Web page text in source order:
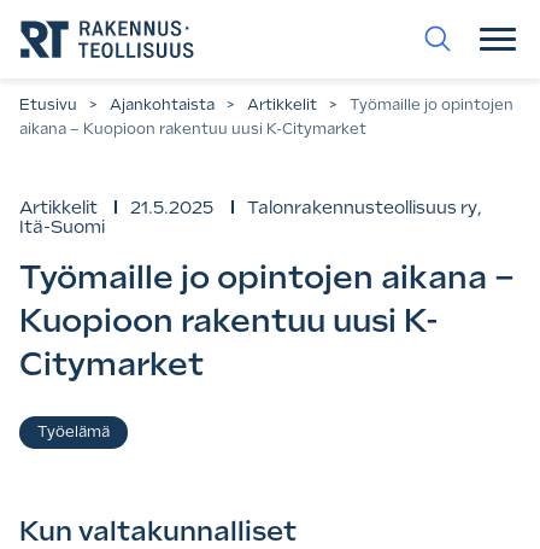
suoraan
sisältöön.
Etusivu > Ajankohtaista > Artikkelit >
Työmaille jo opintojen
aikana – Kuopioon rakentuu uusi K-Citymarket
Artikkelit 21.5.2025 Talonrakennusteollisuus ry,
Itä-Suomi
Työmaille jo opintojen aikana –
Kuopioon rakentuu uusi K-
Citymarket
Asiasanat
Työelämä
Kun valtakunnalliset